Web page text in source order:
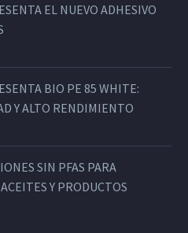
EL NUEVO ADHESIVO
BIO PE 85 WHITE:
Y ALTO RENDIMIENTO
SIN PFAS PARA
Y PRODUCTOS